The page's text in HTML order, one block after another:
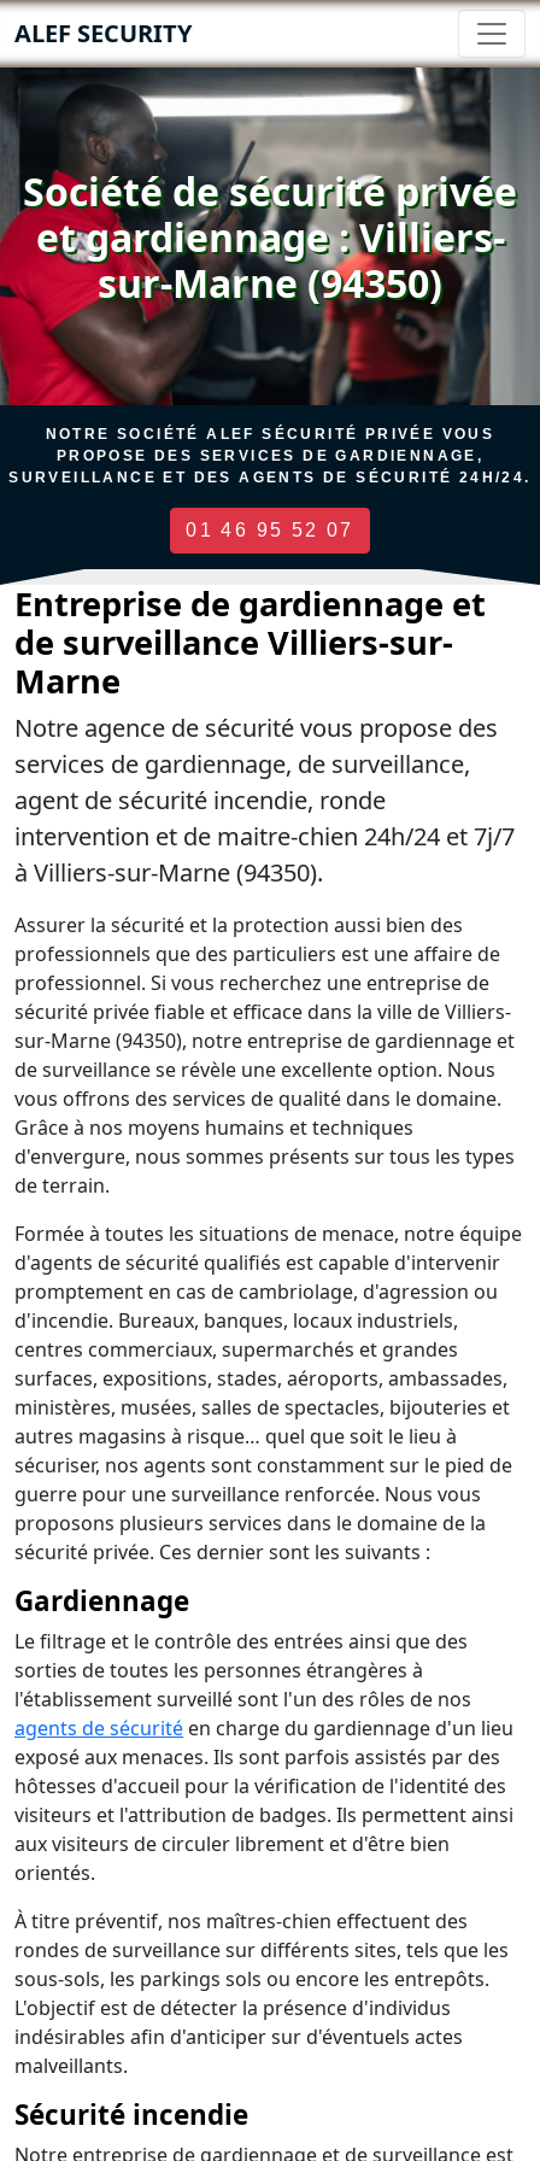
ALEF SECURITY
Société de sécurité privée
et gardiennage : Villiers-
sur-Marne (94350)
NOTRE SOCIÉTÉ ALEF SÉCURITÉ PRIVÉE VOUS
PROPOSE DES SERVICES DE GARDIENNAGE,
SURVEILLANCE ET DES AGENTS DE SÉCURITÉ 24H/24.
01 46 95 52 07
Entreprise de gardiennage et
de surveillance Villiers-sur-
Marne
Notre agence de sécurité vous propose des
services de gardiennage, de surveillance,
agent de sécurité incendie, ronde
intervention et de maitre-chien 24h/24 et 7j/7
à Villiers-sur-Marne (94350).
Assurer la sécurité et la protection aussi bien des
professionnels que des particuliers est une affaire de
professionnel. Si vous recherchez une entreprise de
sécurité privée fiable et efficace dans la ville de Villiers-
sur-Marne (94350), notre entreprise de gardiennage et
de surveillance se révèle une excellente option. Nous
vous offrons des services de qualité dans le domaine.
Grâce à nos moyens humains et techniques
d'envergure, nous sommes présents sur tous les types
de terrain.
Formée à toutes les situations de menace, notre équipe
d'agents de sécurité qualifiés est capable d'intervenir
promptement en cas de cambriolage, d'agression ou
d'incendie. Bureaux, banques, locaux industriels,
centres commerciaux, supermarchés et grandes
surfaces, expositions, stades, aéroports, ambassades,
ministères, musées, salles de spectacles, bijouteries et
autres magasins à risque… quel que soit le lieu à
sécuriser, nos agents sont constamment sur le pied de
guerre pour une surveillance renforcée. Nous vous
proposons plusieurs services dans le domaine de la
sécurité privée. Ces dernier sont les suivants :
Gardiennage
Le filtrage et le contrôle des entrées ainsi que des
sorties de toutes les personnes étrangères à
l'établissement surveillé sont l'un des rôles de nos
agents de sécurité en charge du gardiennage d'un lieu
exposé aux menaces. Ils sont parfois assistés par des
hôtesses d'accueil pour la vérification de l'identité des
visiteurs et l'attribution de badges. Ils permettent ainsi
aux visiteurs de circuler librement et d'être bien
orientés.
À titre préventif, nos maîtres-chien effectuent des
rondes de surveillance sur différents sites, tels que les
sous-sols, les parkings sols ou encore les entrepôts.
L'objectif est de détecter la présence d'individus
indésirables afin d'anticiper sur d'éventuels actes
malveillants.
Sécurité incendie
Notre entreprise de gardiennage et de surveillance est